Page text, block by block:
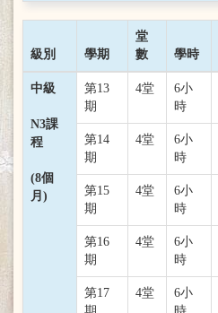
級別 學期
堂
數
學時
中級
N3課
程
(8個
月)
第13
期
4堂
6小
時
第14
期
4堂
6小
時
第15
期
4堂
6小
時
第16
期
4堂
6小
時
第17
4堂
6小